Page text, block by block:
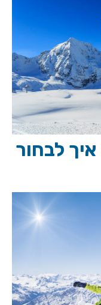
לבחור